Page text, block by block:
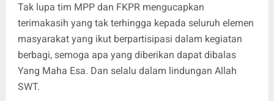
Tak lupa tim MPP dan FKPR mengucapkan
terimakasih yang tak terhingga kepada seluruh elemen
masyarakat yang ikut berpartisipasi dalam kegiatan
berbagi, semoga apa yang diberikan dapat dibalas
Yang Maha Esa. Dan selalu dalam lindungan Allah
SWT.